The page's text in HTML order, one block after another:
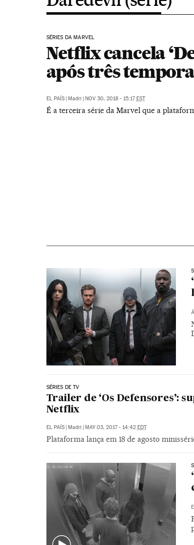
SÉRIES DA MARVEL
Netflix cancela
após três
EL PAÍS | Madri | NOV 30, 2018 - 15:17EST
É a terceira série da Marvel que a
SÉRIES DE TV
Trailer de ‘Os Defensores’:
Netflix
EL PAÍS Madri MAY 03, 2017 - 14:42 EDT
Plataforma lança em 18 de agosto